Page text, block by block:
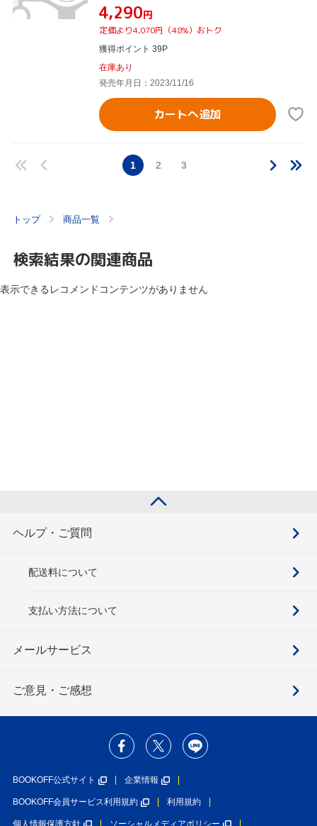
¥4,290円
定価より4,070円（48%）おトク
獲得ポイント 39P
在庫あり
発売年月日：2023/11/16
カートへ追加
1 2 3
トップ 商品一覧
検索結果の関連商品
表示できるレコメンドコンテンツがありません
ヘルプ・ご質問
配送料について
支払い方法について
メールサービス
ご意見・ご感想
BOOKOFF公式サイト 企業情報
BOOKOFF会員サービス利用規約 利用規約
個人情報保護方針 ソーシャルメディアポリシー